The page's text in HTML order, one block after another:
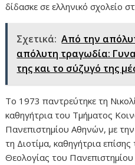
δίδασκε σε ελληνικό σχολείο
Σχετικά: Από την
απόλυτη τραγωδία:
της και το σύζυγό της
Το 1973 παντρεύτηκε τη
καθηγήτρια του Τμήματος
Πανεπιστημίου Αθηνών, με
τη Διοτίμα, καθηγήτρια
Θεολογίας του